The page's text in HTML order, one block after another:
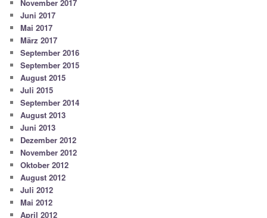
November 2017
Juni 2017
Mai 2017
März 2017
September 2016
September 2015
August 2015
Juli 2015
September 2014
August 2013
Juni 2013
Dezember 2012
November 2012
Oktober 2012
August 2012
Juli 2012
Mai 2012
April 2012